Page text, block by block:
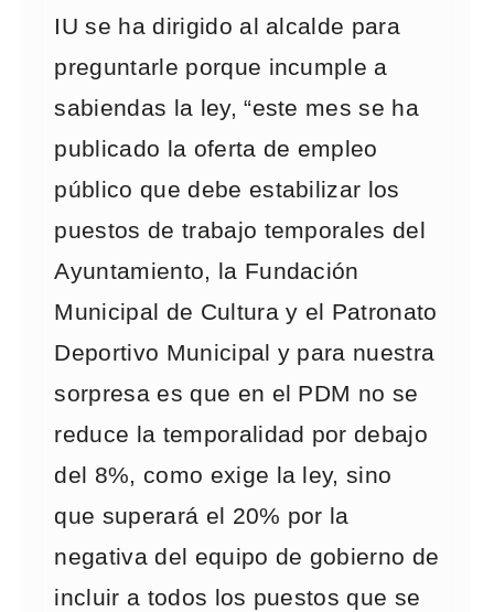
IU se ha dirigido al alcalde para
preguntarle porque incumple a
sabiendas la ley, “este mes se ha
publicado la oferta de empleo
público que debe estabilizar los
puestos de trabajo temporales del
Ayuntamiento, la Fundación
Municipal de Cultura y el Patronato
Deportivo Municipal y para nuestra
sorpresa es que en el PDM no se
reduce la temporalidad por debajo
del 8%, como exige la ley, sino
que superará el 20% por la
negativa del equipo de gobierno de
incluir a todos los puestos que se